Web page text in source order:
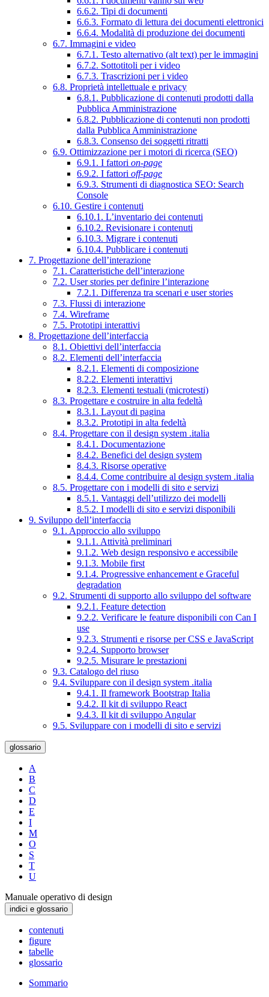
6.6.2. Tipi di documenti
6.6.3. Formato di lettura dei documenti elettronici
6.6.4. Modalità di produzione dei documenti
6.7. Immagini e video
6.7.1. Testo alternativo (alt text) per le immagini
6.7.2. Sottotitoli per i video
6.7.3. Trascrizioni per i video
6.8. Proprietà intellettuale e privacy
6.8.1. Pubblicazione di contenuti prodotti dalla
Pubblica Amministrazione
6.8.2. Pubblicazione di contenuti non prodotti
dalla Pubblica Amministrazione
6.8.3. Consenso dei soggetti ritratti
6.9. Ottimizzazione per i motori di ricerca (SEO)
6.9.1. I fattori on-page
6.9.2. I fattori off-page
6.9.3. Strumenti di diagnostica SEO: Search
Console
6.10. Gestire i contenuti
6.10.1. L’inventario dei contenuti
6.10.2. Revisionare i contenuti
6.10.3. Migrare i contenuti
6.10.4. Pubblicare i contenuti
7. Progettazione dell’interazione
7.1. Caratteristiche dell’interazione
7.2. User stories per definire l’interazione
7.2.1. Differenza tra scenari e user stories
7.3. Flussi di interazione
7.4. Wireframe
7.5. Prototipi interattivi
8. Progettazione dell’interfaccia
8.1. Obiettivi dell’interfaccia
8.2. Elementi dell’interfaccia
8.2.1. Elementi di composizione
8.2.2. Elementi interattivi
8.2.3. Elementi testuali (microtesti)
8.3. Progettare e costruire in alta fedeltà
8.3.1. Layout di pagina
8.3.2. Prototipi in alta fedeltà
8.4. Progettare con il design system .italia
8.4.1. Documentazione
8.4.2. Benefici del design system
8.4.3. Risorse operative
8.4.4. Come contribuire al design system .italia
8.5. Progettare con i modelli di sito e servizi
8.5.1. Vantaggi dell’utilizzo dei modelli
8.5.2. I modelli di sito e servizi disponibili
9. Sviluppo dell’interfaccia
9.1. Approccio allo sviluppo
9.1.1. Attività preliminari
9.1.2. Web design responsivo e accessibile
9.1.3. Mobile first
9.1.4. Progressive enhancement e Graceful
degradation
9.2. Strumenti di supporto allo sviluppo del software
9.2.1. Feature detection
9.2.2. Verificare le feature disponibili con Can I
use
9.2.3. Strumenti e risorse per CSS e JavaScript
9.2.4. Supporto browser
9.2.5. Misurare le prestazioni
9.3. Catalogo del riuso
9.4. Sviluppare con il design system .italia
9.4.1. Il framework Bootstrap Italia
9.4.2. Il kit di sviluppo React
9.4.3. Il kit di sviluppo Angular
9.5. Sviluppare con i modelli di sito e servizi
glossario
A
B
C
D
E
I
M
O
S
T
U
Manuale operativo di design
indici e glossario
contenuti
figure
tabelle
glossario
Sommario